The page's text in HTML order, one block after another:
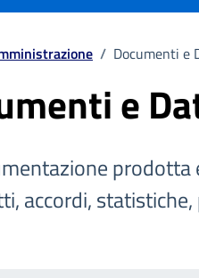
/ Documenti e
e
accordi,